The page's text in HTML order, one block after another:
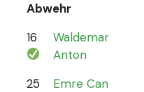
Abwehr
16
Waldemar
Anton
25 Emre Can